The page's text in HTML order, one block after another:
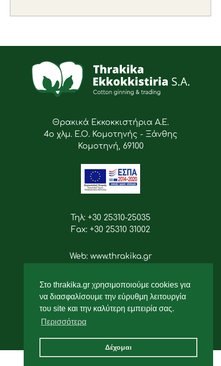
Στο thrakika.gr χρησιμοποιούμε cookies για
να διασφαλίσουμε την εύρυθμη λειτουργία
του site και την καλύτερη εμπειρία σας.
Περισσότερα
Δέχομαι
Θρακικά Εκκοκκιστήρια Α.Ε.
4ο χλμ. Ε.Ο. Κομοτηνής - Ξάνθης
Κομοτηνή, 69100
Τηλ: +30 25310-25035
Fax: +30 25310 31002
Web: www.thrakika.gr
Ακολουθήστε μας